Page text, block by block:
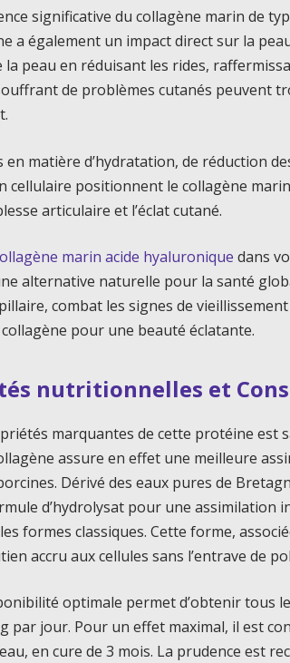
significative du collagène marin de
a également un impact direct sur la
la peau en réduisant les rides,
de problèmes cutanés peuvent
en matière d’hydratation, de réduction
cellulaire positionnent le collagène
articulaire et l’éclat cutané.
marin acide hyaluronique dans
alternative naturelle pour la santé
combat les signes de
pour une beauté éclatante.
nutritionnelles et
marquantes de cette protéine est
assure en effet une meilleure
Dérivé des eaux pures de
d’hydrolysat pour une assimilation
formes classiques. Cette forme,
accru aux cellules sans l’entrave de
optimale permet d’obtenir tous
par jour. Pour un effet maximal, il est
en cure de 3 mois. La prudence est